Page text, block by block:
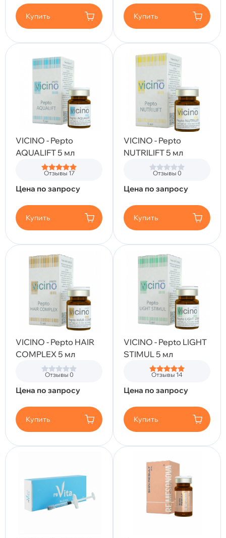
Купить Купить
VICINO - Pepto
AQUALIFT 5 мл
Отзывы 17
Цена по запросу
Купить
VICINO - Pepto
NUTRILIFT 5 мл
Отзывы 0
Цена по запросу
Купить
VICINO - Pepto HAIR
COMPLEX 5 мл
Отзывы 0
Цена по запросу
Купить
VICINO - Pepto LIGHT
STIMUL 5 мл
Отзывы 14
Цена по запросу
Купить